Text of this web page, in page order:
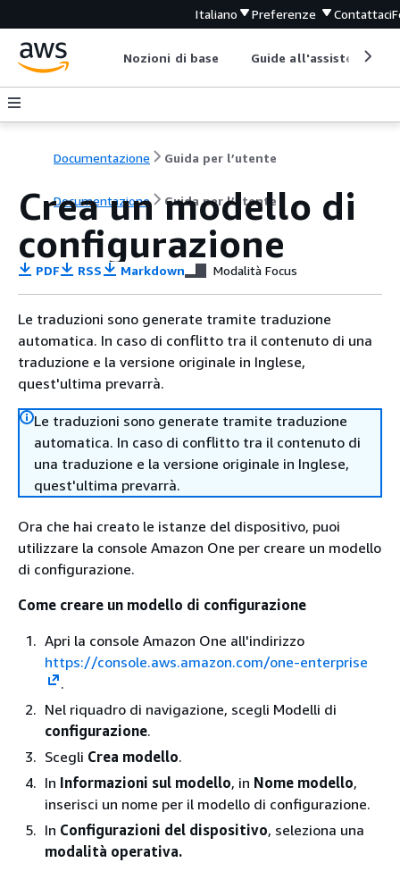
Italiano Preferenze Contattaci
Nozioni di base Guide all'assistenza
Documentazione Guida per l’utente
Documentazione Guida per l’utente
Crea un modello di
configurazione
PDF RSS Markdown Modalità Focus
Le traduzioni sono generate tramite traduzione
automatica. In caso di conflitto tra il contenuto di una
traduzione e la versione originale in Inglese,
quest'ultima prevarrà.
Le traduzioni sono generate tramite traduzione
automatica. In caso di conflitto tra il contenuto di
una traduzione e la versione originale in Inglese,
quest'ultima prevarrà.
Ora che hai creato le istanze del dispositivo, puoi
utilizzare la console Amazon One per creare un modello
di configurazione.
Come creare un modello di configurazione
Apri la console Amazon One all'indirizzo
https://console.aws.amazon.com/one-enterprise
.
Nel riquadro di navigazione, scegli Modelli di
configurazione.
Scegli Crea modello.
In Informazioni sul modello, in Nome modello,
inserisci un nome per il modello di configurazione.
In Configurazioni del dispositivo, seleziona una
modalità operativa.